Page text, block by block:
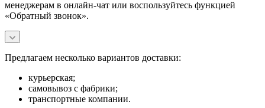
менеджерам в онлайн-чат или воспользуйтесь функцией
«Обратный звонок».
Предлагаем несколько вариантов доставки:
курьерская;
самовывоз с фабрики;
транспортные компании.